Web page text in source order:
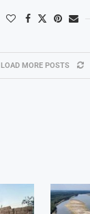
LOAD MORE POSTS